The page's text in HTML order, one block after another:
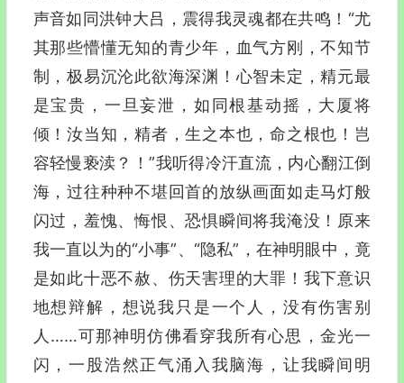
声音如同洪钟大吕，震得我灵魂都在共鸣！“尤
其那些懵懂无知的青少年，血气方刚，不知节
制，极易沉沦此欲海深渊！心智未定，精元最
是宝贵，一旦妄泄，如同根基动摇，大厦将
倾！汝当知，精者，生之本也，命之根也！岂
容轻慢亵渎？！”我听得冷汗直流，内心翻江倒
海，过往种种不堪回首的放纵画面如走马灯般
闪过，羞愧、悔恨、恐惧瞬间将我淹没！原来
我一直以为的“小事”、“隐私”，在神明眼中，竟
是如此十恶不赦、伤天害理的大罪！我下意识
地想辩解，想说我只是一个人，没有伤害别
人……可那神明仿佛看穿我所有心思，金光一
闪，一股浩然正气涌入我脑海，让我瞬间明